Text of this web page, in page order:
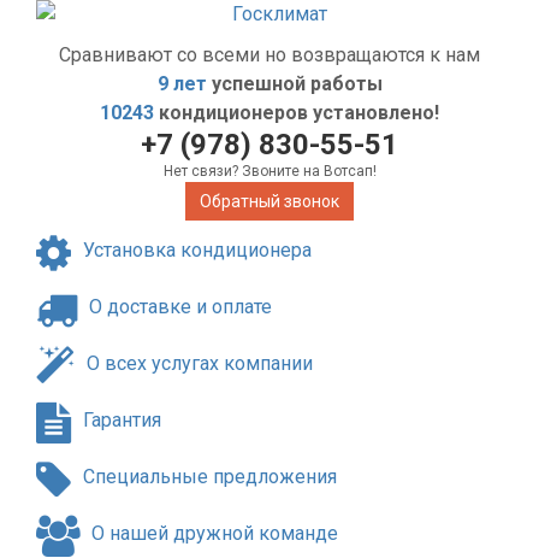
Сравнивают со всеми но возвращаются к нам
9 лет успешной работы
10243 кондиционеров установлено!
+7 (978) 830-55-51
Нет связи? Звоните на Вотсап!
Обратный звонок
Установка кондиционера
О доставке и оплате
О всех услугах компании
Гарантия
Специальные предложения
О нашей дружной команде